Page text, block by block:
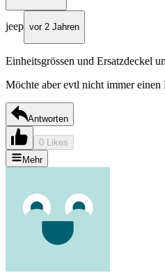
jeep vor 2 Jahren
Einheitsgrössen und Ersatzdeckel
Möchte aber evtl nicht immer
Antworten
0 Likes
Mehr